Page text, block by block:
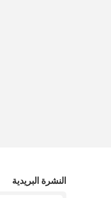
النشرة البريدية